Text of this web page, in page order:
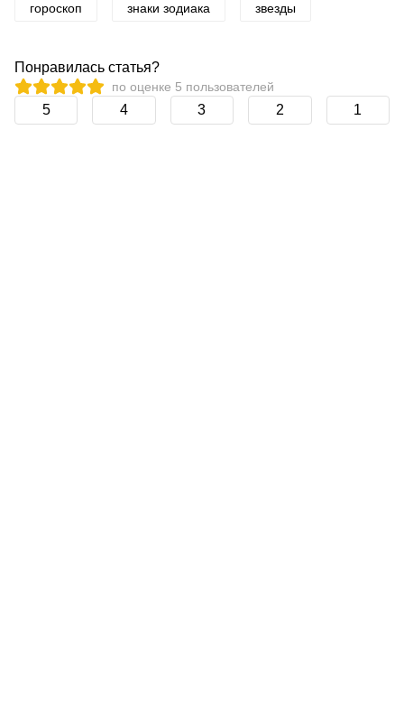
гороскоп знаки зодиака звезды
Понравилась статья?
по оценке 5 пользователей
5 4 3 2 1